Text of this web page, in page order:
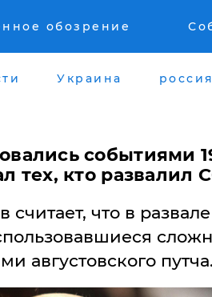
обозрение
Украина россия
событиями
тех, кто развалил
считает, что в
августовского